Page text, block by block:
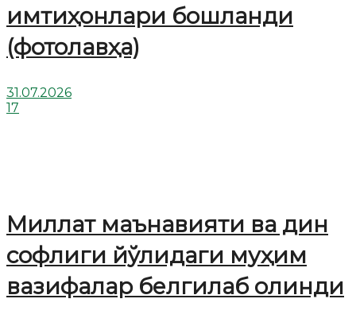
имтиҳонлари бошланди
(фотолавҳа)
31.07.2026
17
Миллат маънавияти ва дин
софлиги йўлидаги муҳим
вазифалар белгилаб олинди